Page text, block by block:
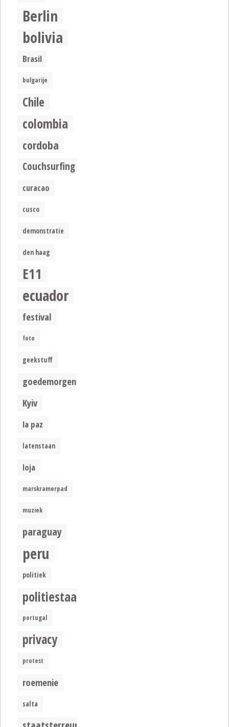
Berlin
bolivia
Brasil
bulgarije
Chile
colombia
cordoba
Couchsurfing
curacao
cusco
demonstratie
den haag
E11
ecuador
festival
foto
geekstuff
goedemorgen
Kyiv
la paz
latenstaan
loja
marskramerpad
muziek
paraguay
peru
politiek
politiestaat
portugal
privacy
protest
roemenie
salta